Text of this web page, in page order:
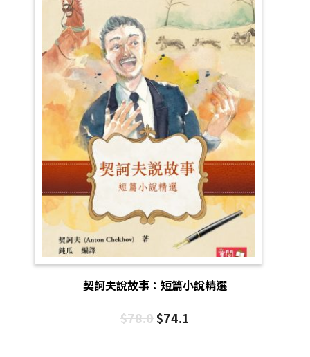
契訶夫說故事：短篇小說精選
$78.0$74.1